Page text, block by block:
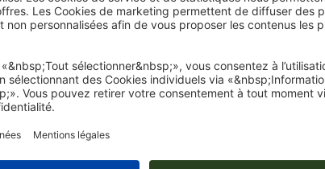
après l'achat.
Je dépose mes fichiers